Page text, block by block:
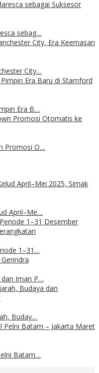
sebag…
City…
Era B…
Promosi O…
April–Me…
1–31…
dan Iman P…
Buday…
Batam…